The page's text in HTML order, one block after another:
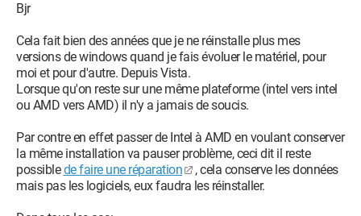
Bjr
Cela fait bien des années que je ne réinstalle plus mes
versions de windows quand je fais évoluer le matériel, pour
moi et pour d'autre. Depuis Vista.
Lorsque qu'on reste sur une même plateforme (intel vers intel
ou AMD vers AMD) il n'y a jamais de soucis.
Par contre en effet passer de Intel à AMD en voulant conserver
la même installation va pauser problème, ceci dit il reste
possiblede faire une réparation
, cela conserve les données
mais pas les logiciels, eux faudra les réinstaller.